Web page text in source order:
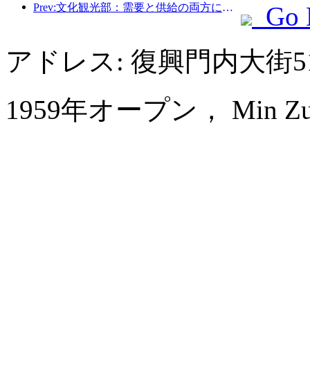
Prev:文化観光部：需要と供給の両方に焦点を当て、文化と観光の消費活動と旅行を指導します。
Go
アドレス: 復興門内大街
1959年オープン， Min